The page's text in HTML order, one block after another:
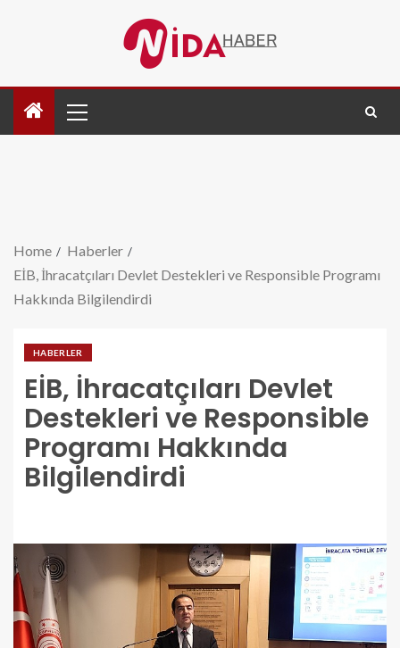
Home
Haberler
EİB, İhracatçıları Devlet Destekleri ve Responsible Programı
Hakkında Bilgilendirdi
HABERLER
EİB, İhracatçıları Devlet
Destekleri ve Responsible
Programı Hakkında
Bilgilendirdi